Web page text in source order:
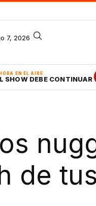
7, 2026
EN EL AIRE
SHOW DEBE CONTINUAR
de